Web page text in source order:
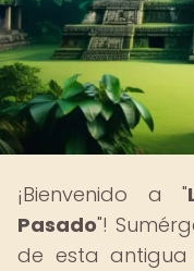
¡Bienvenido a "
Pasado"!
de esta antigua